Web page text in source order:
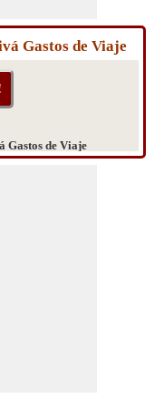
Gastos de Viaje
Gastos de Viaje